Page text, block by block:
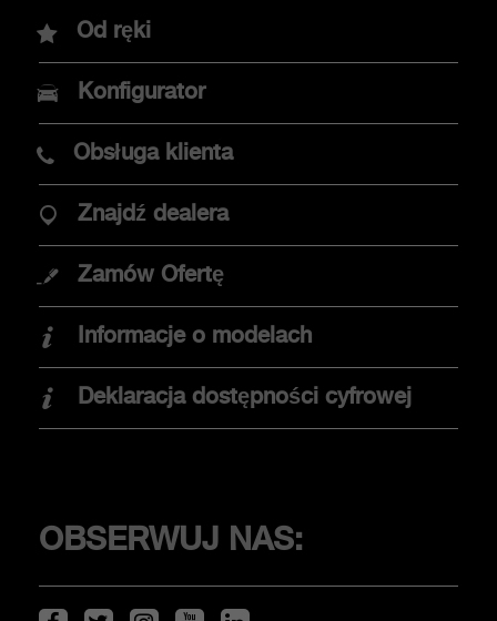
Modele
Nowy Abarth 600e
Abarth 500e
OPCJE ZAKUPU
Promocje
Znajdź dealera
Jazda testowa
Serwis i akcesoria
Od ręki
Konfigurator
Obsługa klienta
Znajdź dealera
Zamów Ofertę
Informacje o modelach
Deklaracja dostępności cyfrowej
OBSERWUJ NAS: